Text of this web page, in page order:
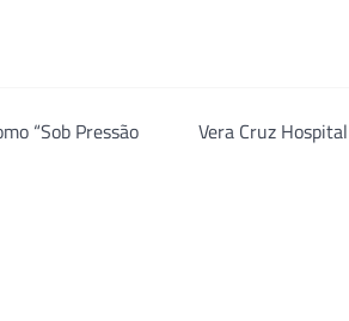
“Sob Pressão
Vera Cruz